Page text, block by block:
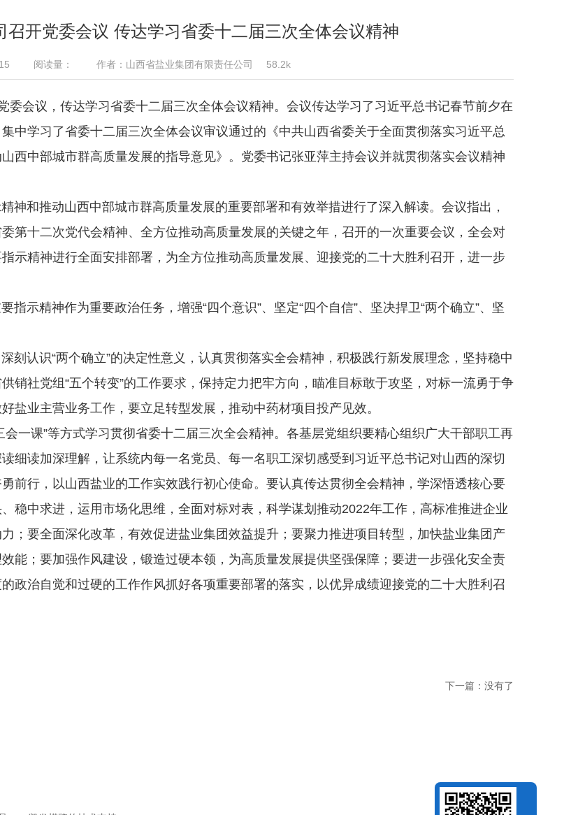
召开党委会议 传达学习省委十二届三次全体会议精神
阅读量： 作者：山西省盐业集团有限责任公司 58.2k
会议，传达学习省委十二届三次全体会议精神。会议传达学习了习近平总书记春节前夕在
中学习了省委十二届三次全体会议审议通过的《中共山西省委关于全面贯彻落实习近平总
西中部城市群高质量发展的指导意见》。党委书记张亚萍主持会议并就贯彻落实会议精神
和推动山西中部城市群高质量发展的重要部署和有效举措进行了深入解读。会议指出，
第十二次党代会精神、全方位推动高质量发展的关键之年，召开的一次重要会议，全会对
示精神进行全面安排部署，为全方位推动高质量发展、迎接党的二十大胜利召开，进一步
精神作为重要政治任务，增强“四个意识”、坚定“四个自信”、坚决捍卫“两个确立”、坚
认识“两个确立”的决定性意义，认真贯彻落实全会精神，积极践行新发展理念，坚持稳中
销社党组“五个转变”的工作要求，保持定力把牢方向，瞄准目标敢于攻坚，对标一流勇于争
盐业主营业务工作，要立足转型发展，推动中药材项目投产见效。
课”等方式学习贯彻省委十二届三次全会精神。各基层党组织要精心组织广大干部职工再
细读加深理解，让系统内每一名党员、每一名职工深切感受到习近平总书记对山西的深切
前行，以山西盐业的工作实效践行初心使命。要认真传达贯彻全会精神，学深悟透核心要
稳中求进，运用市场化思维，全面对标对表，科学谋划推动2022年工作，高标准推进企业
；要全面深化改革，有效促进盐业集团效益提升；要聚力推进项目转型，加快盐业集团产
能；要加强作风建设，锻造过硬本领，为高质量发展提供坚强保障；要进一步强化安全责
政治自觉和过硬的工作作风抓好各项重要部署的落实，以优异成绩迎接党的二十大胜利召
下一篇： 没有了